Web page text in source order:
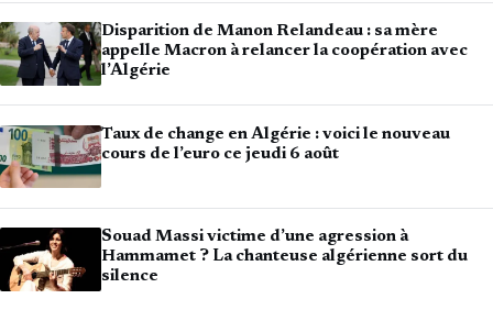
Disparition de Manon Relandeau : sa mère
appelle Macron à relancer la coopération avec
l’Algérie
Taux de change en Algérie : voici le nouveau
cours de l’euro ce jeudi 6 août
Souad Massi victime d’une agression à
Hammamet ? La chanteuse algérienne sort du
silence